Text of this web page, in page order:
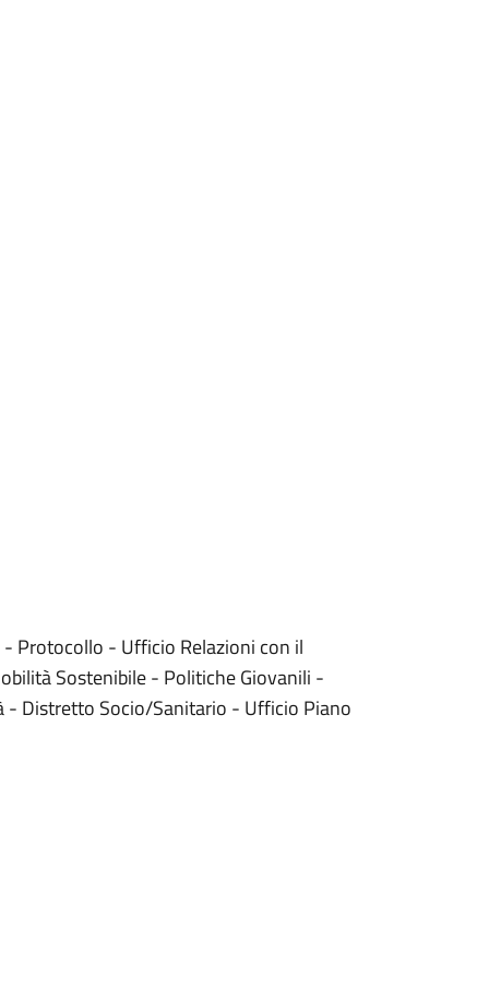
Protocollo - Ufficio Relazioni con il
Sostenibile - Politiche Giovanili -
- Distretto Socio/Sanitario - Ufficio Piano